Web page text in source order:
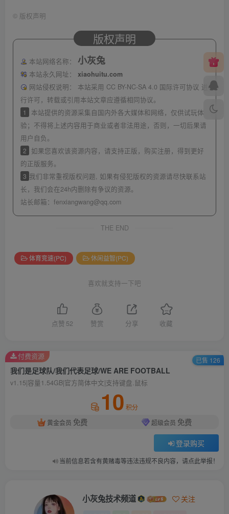
© 版权声明
版权声明
本站网络名称： 小灰兔
本站永久网址：
xiaohuitu.com
网站侵权说明：
本站采用 CC BY-NC-SA 4.0 国际许可协议 进
行许可，转载或引用本站文章应遵循相同协议。
1
本站提供的资源采集自国内外各大媒体和网络，仅供试玩体
验；不得将上述内容用于商业或者非法用途，否则，一切后果请
用户自负。
2
如果您喜欢该资源内容，请支持正版，购买注册，得到更好
的正版服务。
3 我们非常重视版权问题, 如果有侵犯版权的资源请尽快联系站
长，我们会在24h内删除有争议的资源。
站长邮箱： fenxiangwang@qq.com
THE END
体育竞速(PC) 休闲益智(PC)
喜欢就支持一下吧
点赞 52 赞赏 分享 收藏
我们是足球队/我们代表足球/WE ARE FOOTBALL
v1.15|容量1.54GB|官方简体中文|支持键盘.鼠标
10 积分
黄金会员 免费 超级会员 免费
登录购买
当前信息若含有黄赌毒等违法违规不良内容，请点此举报！
付费资源 已售 126
小灰兔技术频道 关注